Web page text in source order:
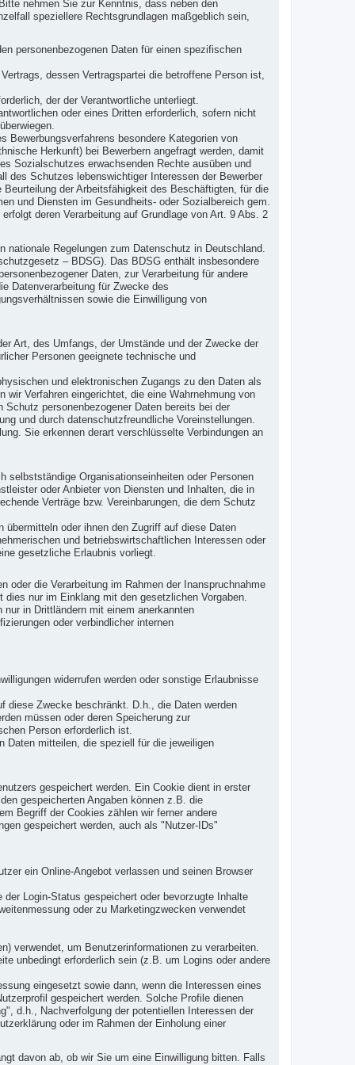
nehmen Sie zur Kenntnis, dass neben den
speziellere Rechtsgrundlagen maßgeblich sein,
personenbezogenen Daten für einen spezifischen
dessen Vertragspartei die betroffene Person ist,
der der Verantwortliche unterliegt.
oder eines Dritten erforderlich, sofern nicht
Bewerbungsverfahrens besondere Kategorien von
Herkunft) bei Bewerbern angefragt werden, damit
Sozialschutzes erwachsenden Rechte ausüben und
des Schutzes lebenswichtiger Interessen der Bewerber
der Arbeitsfähigkeit des Beschäftigten, für die
und Diensten im Gesundheits- oder Sozialbereich gem.
deren Verarbeitung auf Grundlage von Art. 9 Abs. 2
nationale Regelungen zum Datenschutz in Deutschland.
– BDSG). Das BDSG enthält insbesondere
Daten, zur Verarbeitung für andere
Datenverarbeitung für Zwecke des
sowie die Einwilligung von
Art, des Umfangs, der Umstände und der Zwecke der
Personen geeignete technische und
und elektronischen Zugangs zu den Daten als
wir Verfahren eingerichtet, die eine Wahrnehmung von
personenbezogener Daten bereits bei der
und durch datenschutzfreundliche Voreinstellungen.
Sie erkennen derart verschlüsselte Verbindungen an
selbstständige Organisationseinheiten oder Personen
oder Anbieter von Diensten und Inhalten, die in
Verträge bzw. Vereinbarungen, die dem Schutz
übermitteln oder ihnen den Zugriff auf diese Daten
und betriebswirtschaftlichen Interessen oder
gesetzliche Erlaubnis vorliegt.
oder die Verarbeitung im Rahmen der Inanspruchnahme
nur im Einklang mit den gesetzlichen Vorgaben.
in Drittländern mit einem anerkannten
oder verbindlicher internen
widerrufen werden oder sonstige Erlaubnisse
diese Zwecke beschränkt. D.h., die Daten werden
müssen oder deren Speicherung zur
Person erforderlich ist.
Daten mitteilen, die speziell für die jeweiligen
gespeichert werden. Ein Cookie dient in erster
gespeicherten Angaben können z.B. die
Begriff der Cookies zählen wir ferner andere
gespeichert werden, auch als "Nutzer-IDs"
ein Online-Angebot verlassen und seinen Browser
Login-Status gespeichert oder bevorzugte Inhalte
oder zu Marketingzwecken verwendet
verwendet, um Benutzerinformationen zu verarbeiten.
unbedingt erforderlich sein (z.B. um Logins oder andere
eingesetzt sowie dann, wenn die Interessen eines
gespeichert werden. Solche Profile dienen
d.h., Nachverfolgung der potentiellen Interessen der
oder im Rahmen der Einholung einer
davon ab, ob wir Sie um eine Einwilligung bitten. Falls